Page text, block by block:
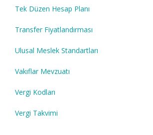
Tek Düzen Hesap Planı
Transfer Fiyatlandırması
Ulusal Meslek Standartları
Vakıflar Mevzuatı
Vergi Kodları
Vergi Takvimi